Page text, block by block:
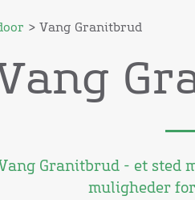
> Vang Granitbrud
Granitbrud - et sted
muligheder